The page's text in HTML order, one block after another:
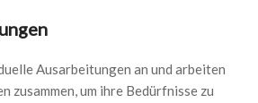
Ausarbeitungen an und arbeiten
zusammen, um ihre Bedürfnisse zu